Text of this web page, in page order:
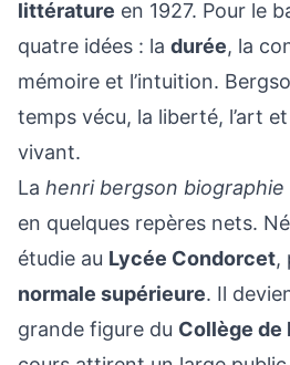
littérature en 1927. Pour le
quatre idées : la durée, la
mémoire et l’intuition.
temps vécu, la liberté, l’art
vivant.
La henri bergson biographie
en quelques repères nets.
étudie au Lycée Condorcet,
normale supérieure. Il
grande figure du Collège de